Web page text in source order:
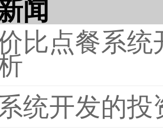
闻
比点餐系
统开发的